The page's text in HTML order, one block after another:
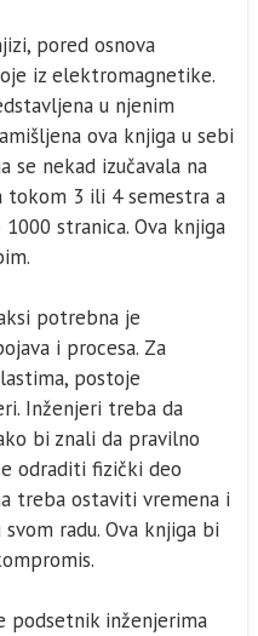
pored osnova
iz elektromagnetike.
u njenim
ova knjiga u sebi
se nekad izučavala na
3 ili 4 semestra a
stranica. Ova knjiga
potrebna je
i procesa. Za
postoje
Inženjeri treba da
bi znali da pravilno
odraditi fizički deo
treba ostaviti vremena i
radu. Ova knjiga bi
podsetnik inženjerima